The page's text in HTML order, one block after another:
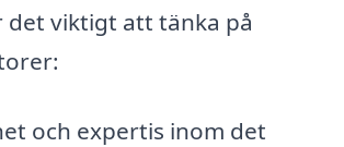
det viktigt att tänka på
och expertis inom det